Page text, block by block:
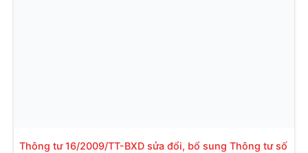
Thông tư 16/2009/TT-BXD sửa đổi, bổ sung Thông tư số